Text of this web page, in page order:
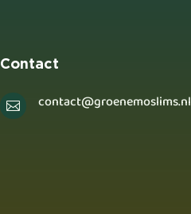
Contact
 contact@groenemoslims.nl